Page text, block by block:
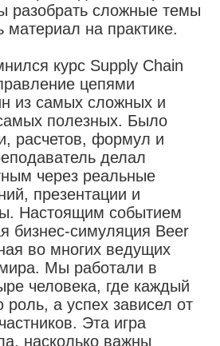
разобрать сложные темы
материал на практике.
курс Supply Chain
цепями
из самых сложных и
полезных. Было
расчетов, формул и
делал
через реальные
презентации и
Настоящим событием
бизнес-симуляция Beer
во многих ведущих
Мы работали в
человека, где каждый
роль, а успех зависел от
Эта игра
насколько важны